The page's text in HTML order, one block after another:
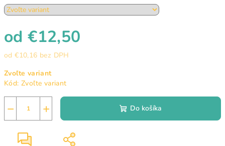
od€12,50
od€10,16 bez DPH
cena:
Zvoľte variant
Kód: Zvoľte variant
+
− Do košíka